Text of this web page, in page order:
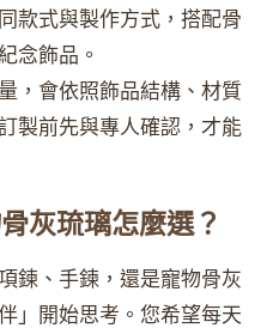
款式與製作方式，搭配骨
念飾品。
，會依照飾品結構、材質
製前先與專人確認，才能
灰琉璃怎麼選？
鍊、手鍊，還是寵物骨灰
」開始思考。您希望每天